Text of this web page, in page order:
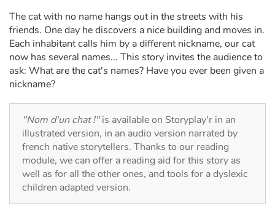
Ogres, monsters and witches
Heroines and Heroes
Ecology, nature, seasons
Travel, epic, investigation, adventure
Around the world
Learning
The cat with no name hangs out in the streets with his
friends. One day he discovers a nice building and moves in.
Each inhabitant calls him by a different nickname, our cat
now has several names... This story invites the audience to
ask: What are the cat's names? Have you ever been given a
nickname?
"Nom d'un chat !"is available on Storyplay'r in an
illustrated version, in an audio version narrated by
french native storytellers. Thanks to our reading
module, we can offer a reading aid for this story as
well as for all the other ones, and tools for a dyslexic
children adapted version.